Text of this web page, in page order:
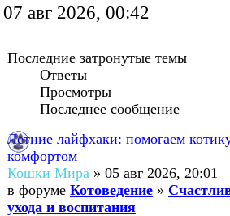
авг 2026, 00:42
Последние затронутые темы
Ответы
Просмотры
Последнее сообщение
Летние лайфхаки: помогаем
комфортом
Кошки Мира » 05 авг 2026, 20:01
в форумеКотоведение »
ухода и воспитания